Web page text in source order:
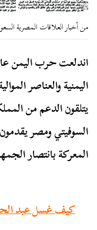
من أخبار العلاقات المصرية
اليمنية والعناصر
يتلقون الدعم من
السوفيتي ومصر
المعركة بانتصار
كيف غسل عبد